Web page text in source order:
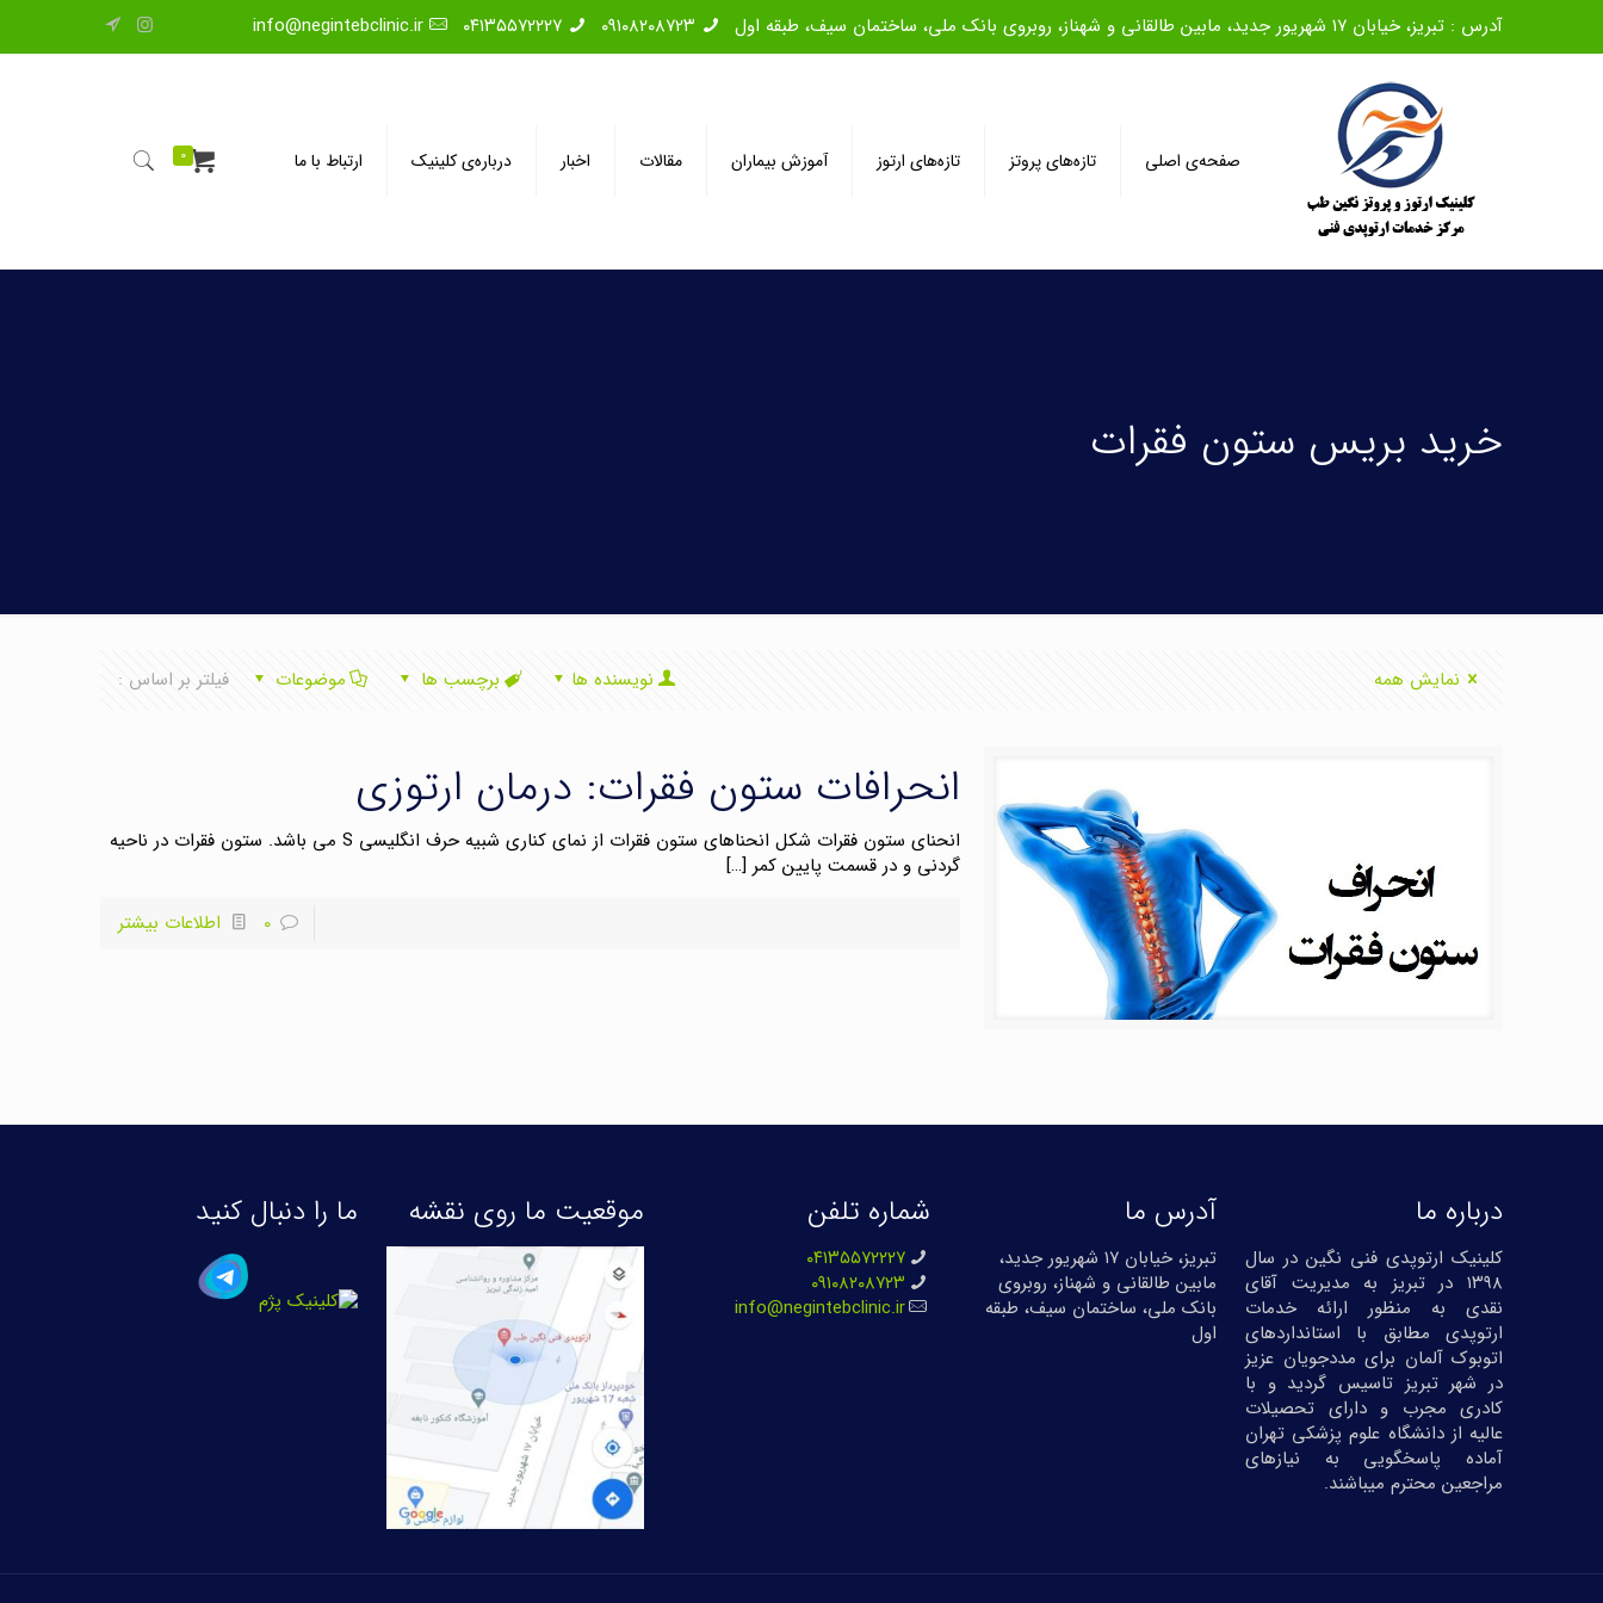
آدرس : تبریز، خیابان ۱۷ شهریور جدید، مابین طالقانی و شهناز، روبروی بانک ملی، ساختمان سیف، طبقه اول ۰۹۱۰۸۲۰۸۷۲۳ ۰۴۱۳۵۵۷۲۲۲۷ info@negintebclinic.ir
صفحه‌ی اصلی تازه‌های پروتز تازه‌های ارتوز آموزش بیماران مقالات اخبار درباره‌ی کلینیک ارتباط با ما 0
خرید بریس ستون فقرات
فیلتر بر اساس : موضوعات برچسب ها نویسنده ها نمایش همه
انحرافات ستون فقرات: درمان ارتوزی
انحنای ستون فقرات شکل انحناهای ستون فقرات از نمای کناری شبیه حرف انگلیسی S می باشد. ستون فقرات در ناحیه
گردنی و در قسمت پایین کمر […]
0
اطلاعات بیشتر
درباره ما
کلینیک ارتوپدی فنی نگین در سال
۱۳۹۸ در تبریز به مدیریت آقای
نقدی به منظور ارائه خدمات
ارتوپدی مطابق با استانداردهای
اتوبوک آلمان برای مددجویان عزیز
در شهر تبریز تاسیس گردید و با
کادری مجرب و دارای تحصیلات
عالیه از دانشگاه علوم پزشکی تهران
آماده پاسخگویی به نیازهای
مراجعین محترم میباشند.
آدرس ما
تبریز، خیابان ۱۷ شهریور جدید،
مابین طالقانی و شهناز، روبروی
بانک ملی، ساختمان سیف، طبقه
اول
شماره تلفن
۰۴۱۳۵۵۷۲۲۲۷
۰۹۱۰۸۲۰۸۷۲۳
info@negintebclinic.ir
موقعیت ما روی نقشه ما را دنبال کنید